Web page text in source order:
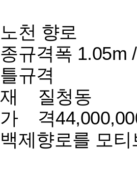
노천 향로
종규격폭 1.05m
틀규격
재 질청동
가 격
백제향로를 모